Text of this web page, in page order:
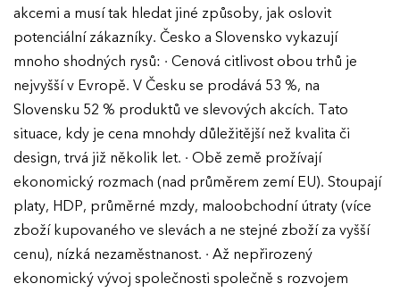
akcemi a musí tak hledat jiné způsoby, jak oslovit
potenciální zákazníky. Česko a Slovensko vykazují
mnoho shodných rysů: · Cenová citlivost obou trhů je
nejvyšší v Evropě. V Česku se prodává 53 %, na
Slovensku 52 % produktů ve slevových akcích. Tato
situace, kdy je cena mnohdy důležitější než kvalita či
design, trvá již několik let. · Obě země prožívají
ekonomický rozmach (nad průměrem zemí EU). Stoupají
platy, HDP, průměrné mzdy, maloobchodní útraty (více
zboží kupovaného ve slevách a ne stejné zboží za vyšší
cenu), nízká nezaměstnanost. · Až nepřirozený
ekonomický vývoj společnosti společně s rozvojem